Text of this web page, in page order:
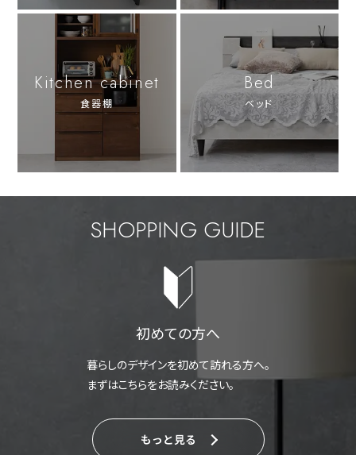
Kitchen cabinet
食器棚
Bed
ベッド
SHOPPING GUIDE
初めての方へ
暮らしのデザインを初めて訪れる方へ。
まずはこちらをお読みください。
もっと見る